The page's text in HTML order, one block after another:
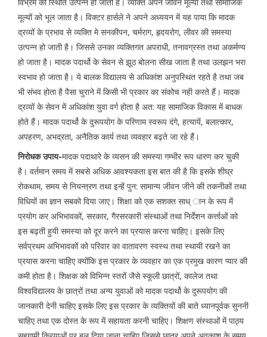
मूल्यों को भूल जाता है। विक्टर हार्सले ने अपने अध्ययन में यह पाया कि मादक
द्रव्यों के प्रभाव से व्यक्ति मे सनकीपन, चर्मराग, हृदयरोग, लीवर की समस्या
उत्पन्न हो जाती है। जिससे उनका व्यक्तिगत अपराधी, तनावग्रस्त तथा अकर्मण्य
हो जाता है। मादक पदार्थो के सेवन से झूठ बोलना सीख जाता है तथा उलझन भरा
स्वभाव हो जाता है। ये बालक विद्यालय से अधिकांश अनुपस्थित रहते है तथा जब
भी संभव होता है पैसा चुराने में किसी भी प्रकार का संकोच नही करते हैं। मादक
द्रव्यों के सेवन में अधिकांश युवा वर्ग होता है अत: यह सामाजिक विकास में बाधक
होते हैं। मादक पदार्थो के दुरूपयोग के परिणाम स्वरूप दंगे, हत्यायें, बलात्कार,
अपहरण, अभद्रता, अनैतिक कार्य तथा व्यवहार बढ़ते जा रहे हैं।
निरोधक उपाय-मादक पदाथारे के व्यसन की समस्या गम्भीर रूप धारण कर चुकी
है। वर्तमान समय में सबसे अधिक आवश्यकता इस बात की है कि इसके शीघ्र
रोकथाम, समय से नियन्त्रण तथा इन्हें पुन: सामान्य जीवन जीने की तकनीकों तथा
विधियों का ज्ञान सबको दिया जाए। शिक्षा को एक सशक्त साध् ान के रूप में
प्रयोग कर अभिभावकों, सरकार, गैरसरकारी संस्थाओं तथा निर्देशन कर्त्ताओं को
इस बढ़ती हुयी समस्या को दूर करने का प्रयास करना चाहिए। इसके लिए
सर्वप्रथम अभिभावकों को परिवार का वातावरण स्वस्थ तथा स्थायी रखने का
प्रयास करना चाहिए क्योंकि इस प्रकार के व्यवहार का एक प्रमुख कारण प्यार की
कमी होता है। शिक्षक को विभिन्न स्तरों जैसे स्कूली छात्रों, कालेज तथा
विश्वविद्यालय के छात्रों तथा अन्य युवाओं को मादक पदार्थो के दुरूपयोग की
जानकारी देनी चाहिए इसके लिए इस प्रकार के व्यक्तियों की बाते ध्यानपूर्वक सुननी
चाहिए तथा एक दोस्त के रूप में सहायता करनी चाहिए। शिक्षण संस्थाओं में पाठ्य